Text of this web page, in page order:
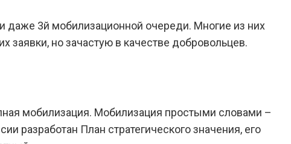
даже 3й мобилизационной очереди. Многие из них
но зачастую в качестве добровольцев.
мобилизация. Мобилизация простыми словами –
разработан План стратегического значения, его